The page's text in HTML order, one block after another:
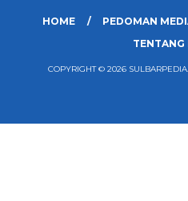
HOME PEDOMAN
TENTANG
COPYRIGHT © 2026